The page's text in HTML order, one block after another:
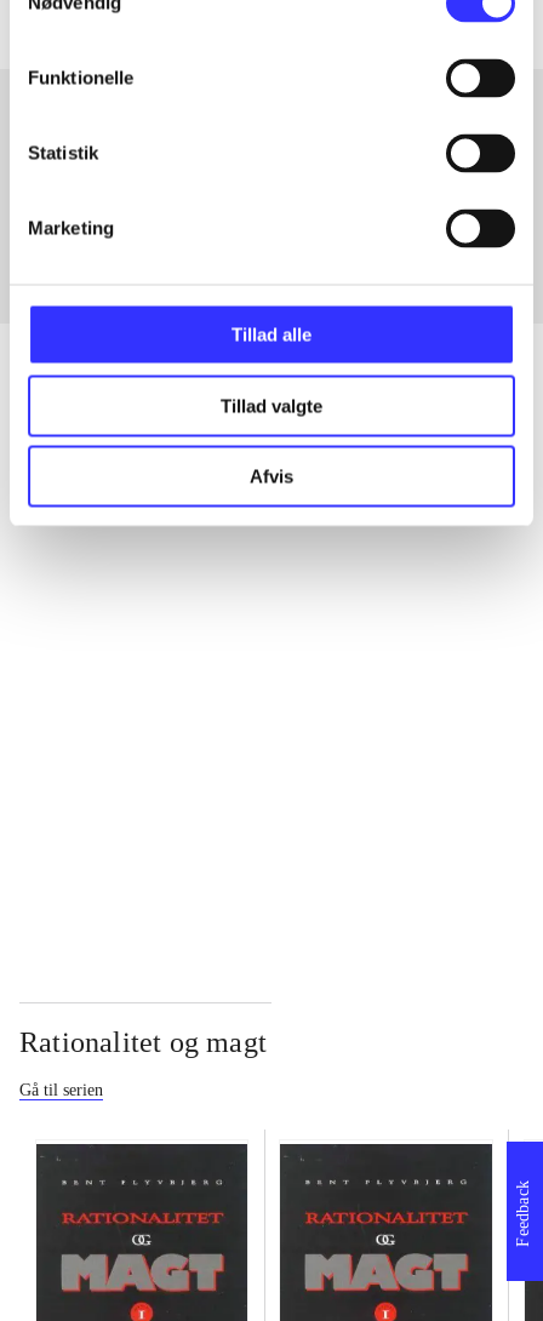
Funktionelle
Statistik
Marketing
Tillad alle
Tillad valgte
Afvis
Artikler med samme emner
Artikler
Alle registrerede artikler fordelt på udgivelser
Rationalitet og magt
Gå til serien
Feedback